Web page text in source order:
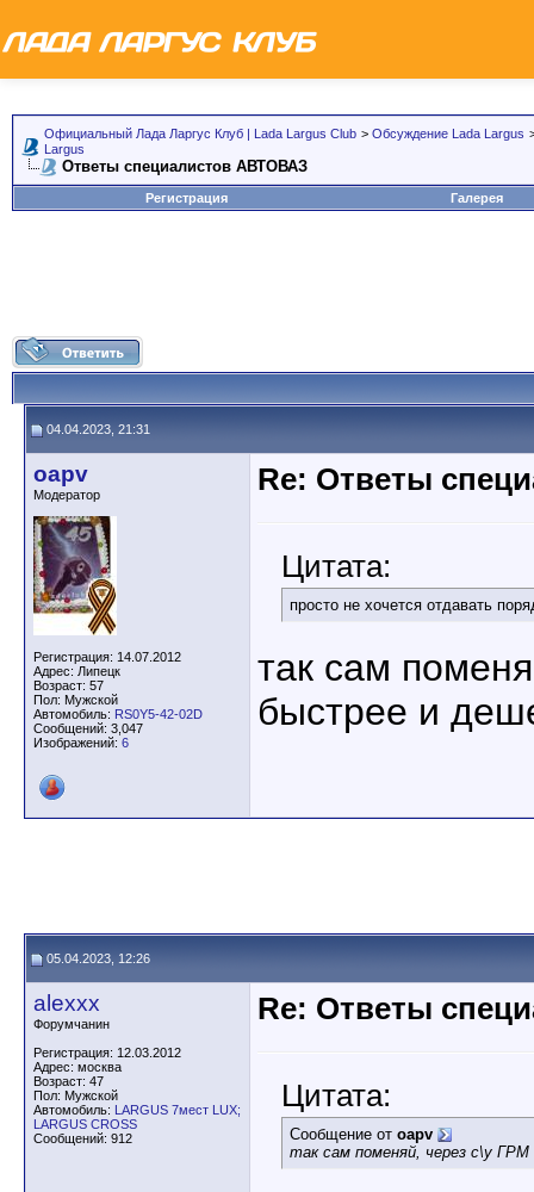
Официальный Лада Ларгус Клуб | Lada Largus Club > Обсуждение Lada Largus
Largus
Ответы специалистов АВТОВАЗ
Регистрация Галерея
04.04.2023, 21:31
oapv
Модератор
Регистрация: 14.07.2012
Адрес: Липецк
Возраст: 57
Пол: Мужской
Автомобиль: RS0Y5-42-02D
Сообщений: 3,047
Изображений: 6
Re: Ответы
Цитата:
просто не хочется отдавать
так сам
быстрее и
05.04.2023, 12:26
alexxx
Форумчанин
Регистрация: 12.03.2012
Адрес: москва
Возраст: 47
Пол: Мужской
Автомобиль: LARGUS 7мест LUX;
LARGUS CROSS
Сообщений: 912
Re: Ответы
Цитата:
Сообщение от oapv
так сам поменяй, через с\у